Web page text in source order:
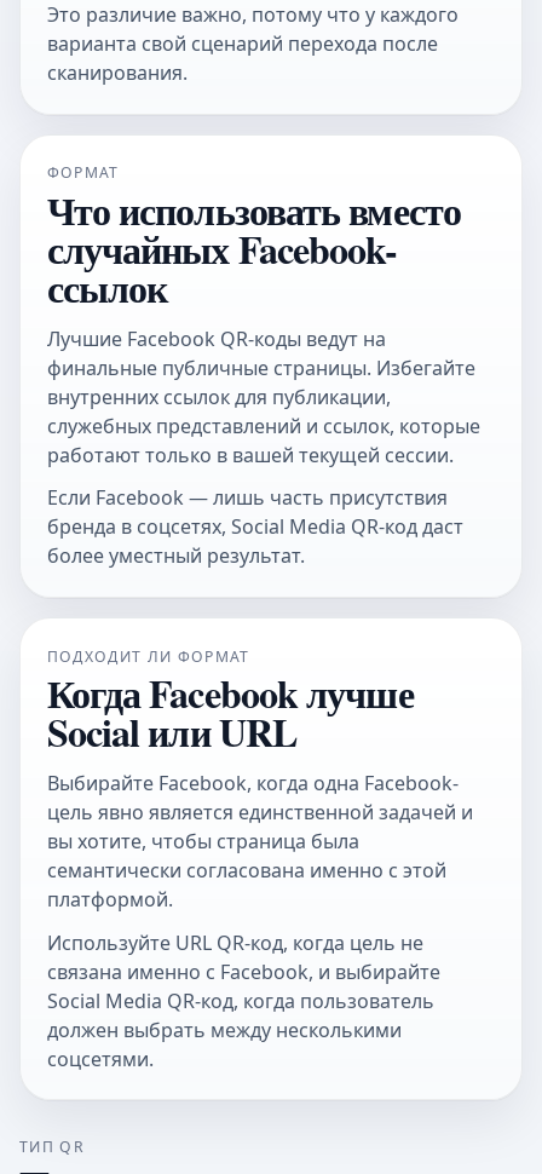
Это различие важно, потому что у каждого
варианта свой сценарий перехода после
сканирования.
ФОРМАТ
Что использовать вместо
случайных Facebook-
ссылок
Лучшие Facebook QR-коды ведут на
финальные публичные страницы. Избегайте
внутренних ссылок для публикации,
служебных представлений и ссылок, которые
работают только в вашей текущей сессии.
Если Facebook — лишь часть присутствия
бренда в соцсетях, Social Media QR-коддаст
более уместный результат.
ПОДХОДИТ ЛИ ФОРМАТ
Когда Facebook лучше
Social или URL
Выбирайте Facebook, когда одна Facebook-
цель явно является единственной задачей и
вы хотите, чтобы страница была
семантически согласована именно с этой
платформой.
Используйте URL QR-код, когда цель не
связана именно с Facebook, и выбирайте
Social Media QR-код, когда пользователь
должен выбрать между несколькими
соцсетями.
ТИП QR